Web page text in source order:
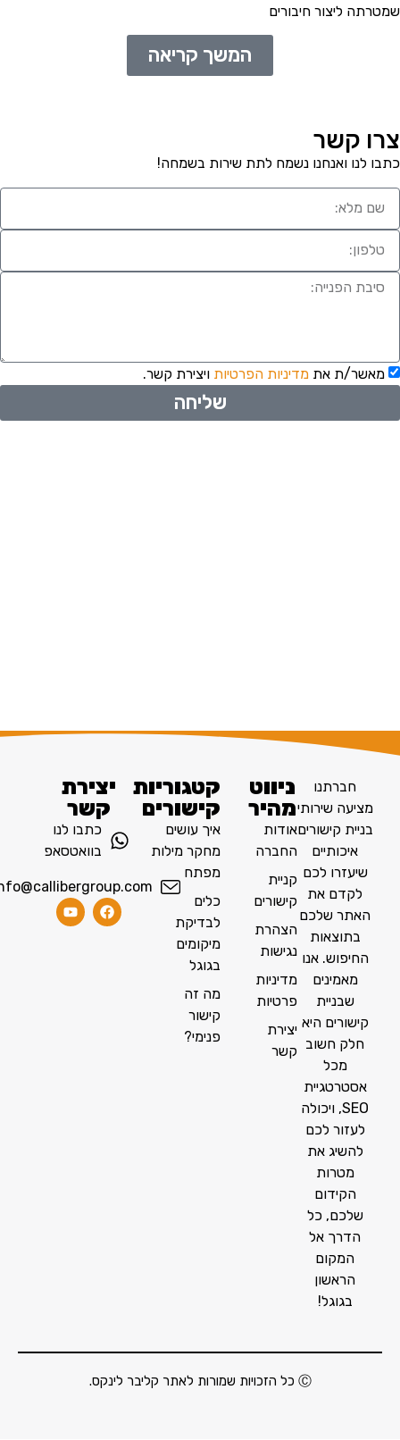
ליצור חיבורים
המשך קריאה
קשר
לנו ואנחנו נשמח לתת שירות בשמחה!
מאשר/ת אתמדיניות הפרטיותויצירת קשר.
שליחה
חברתנו
מציעה שירותי
בניית קישורים
איכותיים
שיעזרו לכם
לקדם את
האתר שלכם
בתוצאות
החיפוש. אנו
מאמינים
שבניית
קישורים היא
חלק חשוב
מכל
אסטרטגיית
SEO, ויכולה
לעזור לכם
להשיג את
מטרות
הקידום
שלכם, כל
הדרך אל
המקום
הראשון
בגוגל!
ניווט
מהיר
אודות
החברה
קניית
קישורים
הצהרת
נגישות
מדיניות
פרטיות
יצירת
קשר
קטגוריות
קישורים
איך עושים
מחקר מילות
מפתח
כלים
לבדיקת
מיקומים
בגוגל
מה זה
קישור
פנימי?
יצירת
קשר
כתבו לנו
בוואטסאפ
info@callibergroup.com
Ⓒ כל הזכויות שמורות לאתר קליבר לינקס.